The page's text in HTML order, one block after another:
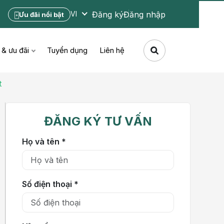
Ưu đãi nổi bật VI Đăng kýĐăng nhập
ưu đãi Tuyển dụng Liên hệ
ĐĂNG KÝ TƯ VẤN
Họ và tên *
Số điện thoại *